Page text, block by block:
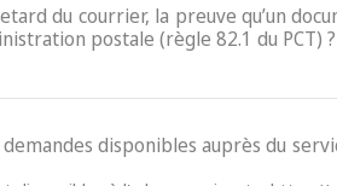
du courrier, la preuve qu’un
postale (règle 82.1 du PCT) ?
disponibles auprès du